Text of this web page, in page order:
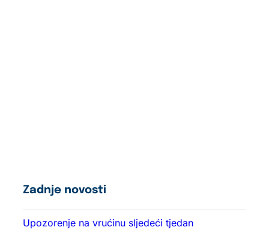
Zadnje novosti
Upozorenje na vrućinu sljedeći tjedan